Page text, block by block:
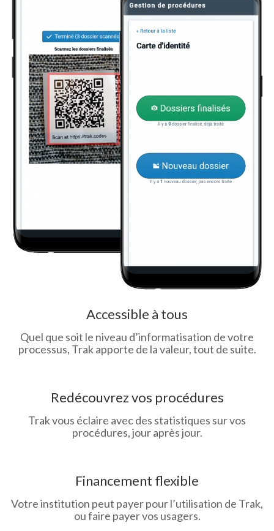
Accessible à tous
Quel que soit le niveau d’informatisation de votre
processus, Trak apporte de la valeur, tout de suite.
Redécouvrez vos procédures
Trak vous éclaire avec des statistiques sur vos
procédures, jour après jour.
Financement flexible
Votre institution peut payer pour l’utilisation de Trak,
ou faire payer vos usagers.